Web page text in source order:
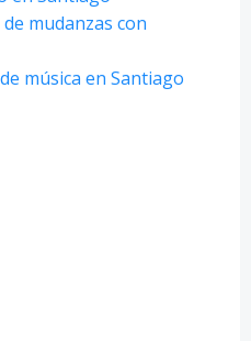
mudanzas con
música en Santiago